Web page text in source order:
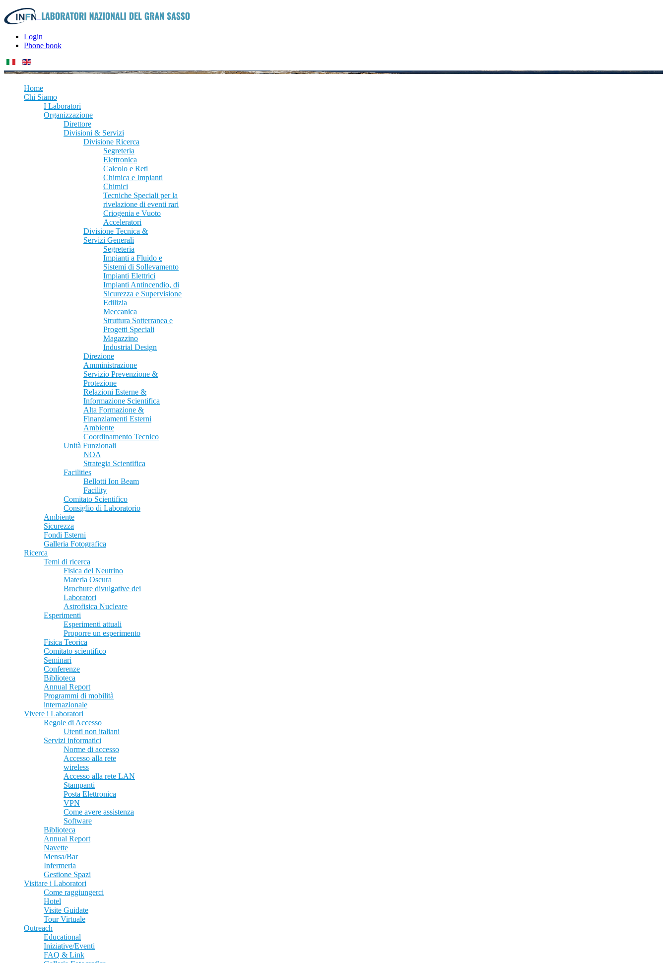
Login
Phone book
Home
Chi Siamo
I Laboratori
Organizzazione
Direttore
Divisioni & Servizi
Divisione Ricerca
Segreteria
Elettronica
Calcolo e Reti
Chimica e Impianti
Chimici
Tecniche Speciali per la
rivelazione di eventi rari
Criogenia e Vuoto
Acceleratori
Divisione Tecnica &
Servizi Generali
Segreteria
Impianti a Fluido e
Sistemi di Sollevamento
Impianti Elettrici
Impianti Antincendio, di
Sicurezza e Supervisione
Edilizia
Meccanica
Struttura Sotterranea e
Progetti Speciali
Magazzino
Industrial Design
Direzione
Amministrazione
Servizio Prevenzione &
Protezione
Relazioni Esterne &
Informazione Scientifica
Alta Formazione &
Finanziamenti Esterni
Ambiente
Coordinamento Tecnico
Unità Funzionali
NOA
Strategia Scientifica
Facilities
Bellotti Ion Beam
Facility
Comitato Scientifico
Consiglio di Laboratorio
Ambiente
Sicurezza
Fondi Esterni
Galleria Fotografica
Ricerca
Temi di ricerca
Fisica del Neutrino
Materia Oscura
Brochure divulgative dei
Laboratori
Astrofisica Nucleare
Esperimenti
Esperimenti attuali
Proporre un esperimento
Fisica Teorica
Comitato scientifico
Seminari
Conferenze
Biblioteca
Annual Report
Programmi di mobilità
internazionale
Vivere i Laboratori
Regole di Accesso
Utenti non italiani
Servizi informatici
Norme di accesso
Accesso alla rete
wireless
Accesso alla rete LAN
Stampanti
Posta Elettronica
VPN
Come avere assistenza
Software
Biblioteca
Annual Report
Navette
Mensa/Bar
Infermeria
Gestione Spazi
Visitare i Laboratori
Come raggiungerci
Hotel
Visite Guidate
Tour Virtuale
Outreach
Educational
Iniziative/Eventi
FAQ & Link